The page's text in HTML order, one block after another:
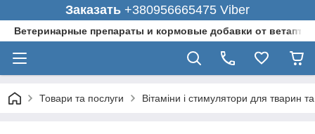
Заказать +380956665475 Viber
Ветеринарные препараты и кормовые добавки от
Товари та послуги Вітаміни і стимулятори для тварин та